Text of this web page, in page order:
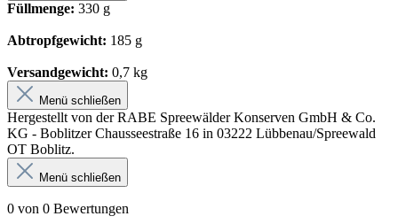
Füllmenge: 330 g
Abtropfgewicht: 185 g
Versandgewicht: 0,7 kg
Menü schließen
Hergestellt von der RABE Spreewälder Konserven GmbH & Co.
KG - Boblitzer Chausseestraße 16 in 03222 Lübbenau/Spreewald
OT Boblitz.
Menü schließen
0 von 0 Bewertungen